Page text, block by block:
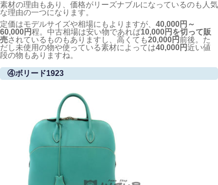
素材の理由もあり、価格がリーズナブルになっているのも人気
な理由の一つになります。
定価はモデルサイズや相場にもよりますが、 40,000円～
60,000円程。中古相場は安い物であれば10,000円を切って販
売されているものもありますし、高くても20,000円前後。た
だし未使用の物や使っている素材によっては40,000円近い値
段の物もありますね。
④ボリード1923